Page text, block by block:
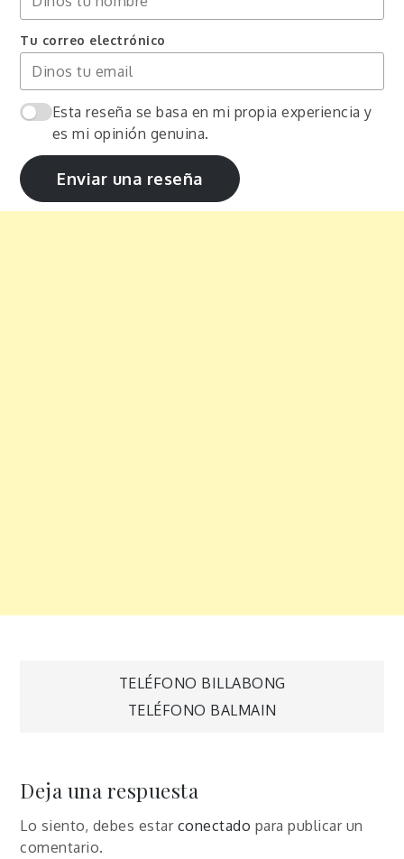
Tu correo electrónico
Esta reseña se basa en mi propia experiencia y
es mi opinión genuina.
Enviar una reseña
Navegación
entradas
TELÉFONO BILLABONG
TELÉFONO BALMAIN
Deja una respuesta
Lo siento, debes estar conectado para publicar un
comentario.